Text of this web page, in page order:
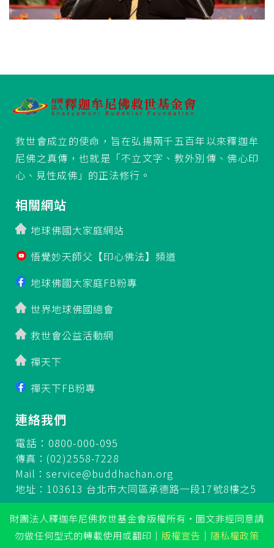
救世會成立的使命，旨在弘揚兩千五百年以來釋迦牟
尼佛之真傳，也就是「不立文字、教外別傳、佛心印
心、見性成佛」的正法修行。
相關網站
地球佛國大家庭網站
悟覺妙天師父【印心佛法】頻道
地球佛國大家庭FB粉專
世界地球佛國總會
救世會公益活動網
禪天下
禪天下FB粉專
連絡我們
電話：0800-000-095
傳真：(02)2558-7228
Mail： service@buddhachan.org
地址：103613 台北市大同區承德路一段17號8樓之5
財團法人釋迦牟尼佛救世基金會版權所有‧圖文非經同意請
勿做任何型式的轉載使用或翻印 ｜ 版權宣告 ｜ 隱私權政策